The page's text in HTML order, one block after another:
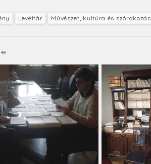
Levéltár Művészet, kultúra és szórakozás